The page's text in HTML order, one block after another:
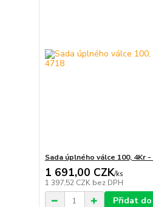
Sada úplného válce 100, 4Kr
1 691,00 CZK/ks
1 397,52 CZK bez DPH
Přidat